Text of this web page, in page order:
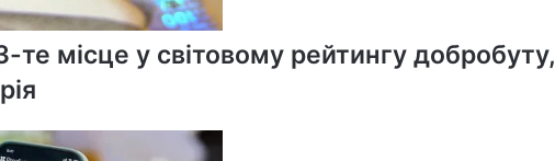
те місце у світовому рейтингу добробуту,